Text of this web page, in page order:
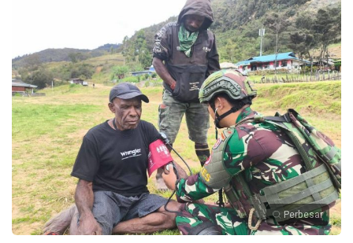
Perbesar